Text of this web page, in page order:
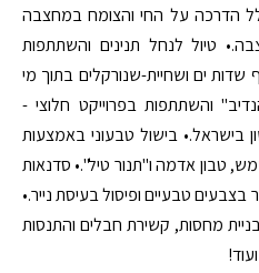
הדרכה על החי והצומח במחצבה
טיול לנחל תנינים והשתתפות
שדות ים ושחיית-שנורקלים בתוך מי
והשתתפות בפרוייקט חלוצי -
בישראל.• בישול טבעוני באמצעות
טבון אדמה ו"תנור טיל".• סדנאות
בצבעים טבעיים ופיסול בעיסת נייר.•
מחסות, קשירת חבלים והתנסות